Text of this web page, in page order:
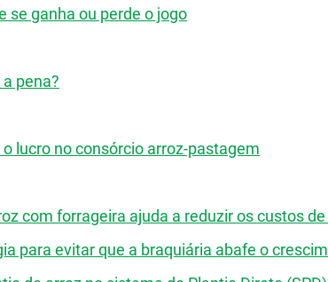
se ganha ou perde o jogo
pena?
lucro no consórcio arroz-pastagem
com forrageira ajuda a reduzir os custos
para evitar que a braquiária abafe o